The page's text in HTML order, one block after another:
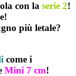
con la serie 2!
più letale?
come i
Mini 7 cm!